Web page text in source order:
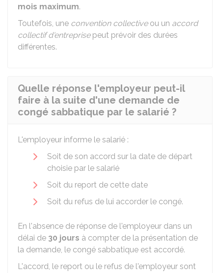
mois maximum.
Toutefois, une convention collectiveou un accord
collectif d'entreprisepeut prévoir des durées
différentes.
Quelle réponse l'employeur peut-il
faire à la suite d'une demande de
congé sabbatique par le salarié ?
L'employeur informe le salarié :
Soit de son accord sur la date de départ
choisie par le salarié
Soit du report de cette date
Soit du refus de lui accorder le congé.
En l'absence de réponse de l'employeur dans un
délai de 30 jours à compter de la présentation de
la demande, le congé sabbatique est accordé.
L'accord, le report ou le refus de l'employeur sont